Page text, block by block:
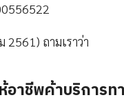
ถามเราว่า
ห้อาชีพค้าบริกา